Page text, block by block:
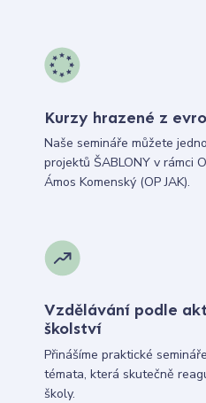
Kurzy hrazené z
Naše semináře můžete
projektů ŠABLONY v rámci
Ámos Komenský (OP JAK).
Vzdělávání podle
školství
Přinášíme praktické
témata, která skutečně
školy.